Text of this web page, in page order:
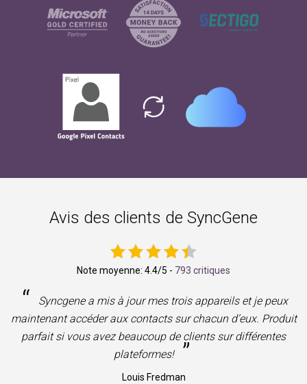
Avis des clients de SyncGene
Note moyenne: 4.4/5 - 793 critiques
“
Syncgene a mis à jour mes trois appareils et je peux
maintenant accéder aux contacts sur chacun d’eux. Produit
parfait si vous avez beaucoup de clients sur différentes
plateformes!
”
Louis Fredman